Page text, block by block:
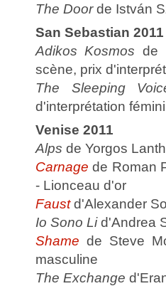
The Doorde István
San Sebastian 2011
Adikos Kosmos de
scène, prix
The Sleeping
d'interprétation
Venise 2011
Alps de Yorgos
Carnage de Roman
- Lionceau d'or
Faustd'Alexander
Io Sono Lid'Andrea
Shame de Steve
masculine
The Exchange